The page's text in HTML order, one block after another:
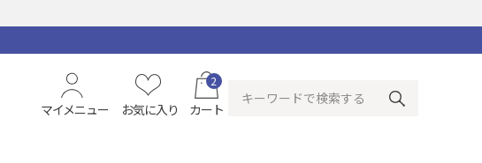
マイメニュー お気に入り
2
カート